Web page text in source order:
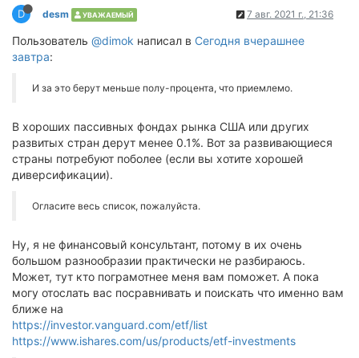
D desm УВАЖАЕМЫЙ 7 авг. 2021 г., 21:36
Пользователь @dimok написал в Сегодня вчерашнее
завтра:
И за это берут меньше полу-процента, что приемлемо.
В хороших пассивных фондах рынка США или других
развитых стран дерут менее 0.1%. Вот за развивающиеся
страны потребуют поболее (если вы хотите хорошей
диверсификации).
Огласите весь список, пожалуйста.
Ну, я не финансовый консультант, потому в их очень
большом разнообразии практически не разбираюсь.
Может, тут кто пограмотнее меня вам поможет. А пока
могу отослать вас посравнивать и поискать что именно вам
ближе на
https://investor.vanguard.com/etf/list
https://www.ishares.com/us/products/etf-investments